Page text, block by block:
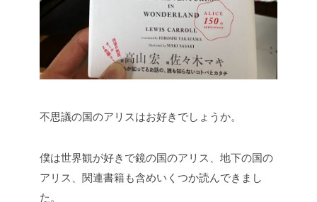
不思議の国のアリスはお好きでしょうか。
僕は世界観が好きで鏡の国のアリス、地下の国の
アリス、関連書籍も含めいくつか読んできまし
た。